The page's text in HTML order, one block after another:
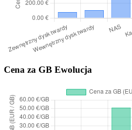
Cena za GB Ewolucja